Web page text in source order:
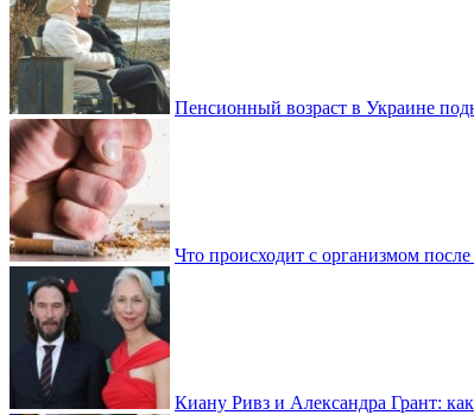
Пенсионный возраст в Украине
Что происходит с организмом после
Киану Ривз и Александра Грант: